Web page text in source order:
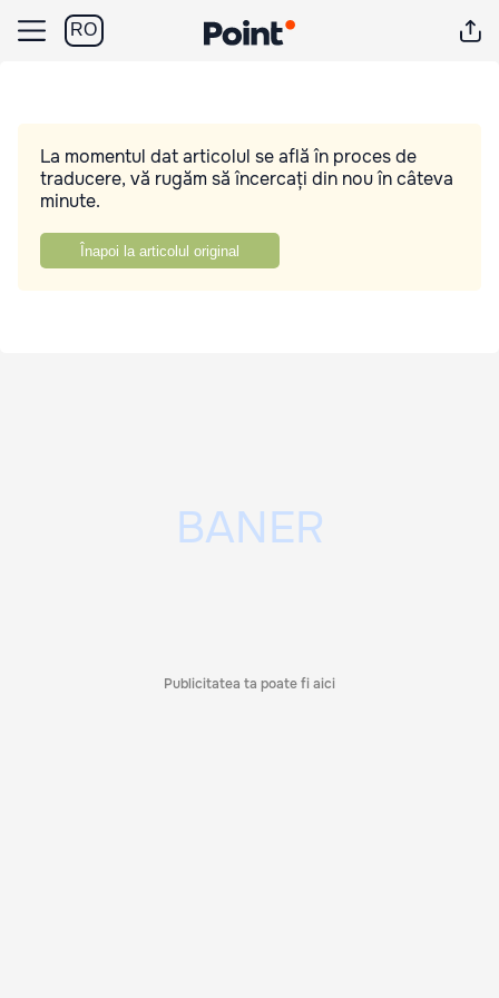
RO
La momentul dat articolul se află în proces de
traducere, vă rugăm să încercați din nou în câteva
minute.
Înapoi la articolul original
Publicitatea ta poate fi aici